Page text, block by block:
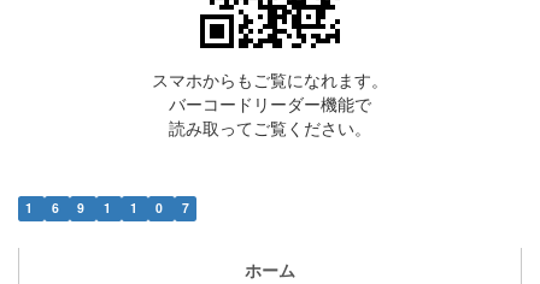
スマホからもご覧になれます。
バーコードリーダー機能で
読み取ってご覧ください。
1 6 9 1 1 0 7
ホーム